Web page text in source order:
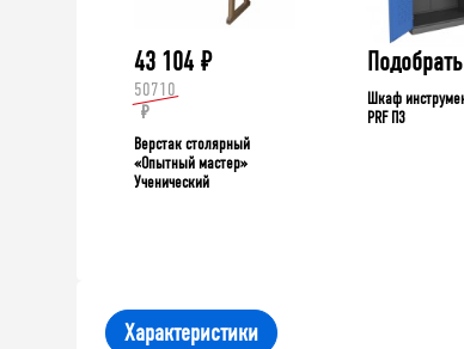
43 104 ₽
50710
₽
Верстак столярный
«Опытный мастер»
Ученический
Шкаф
PRF П3
Характеристики